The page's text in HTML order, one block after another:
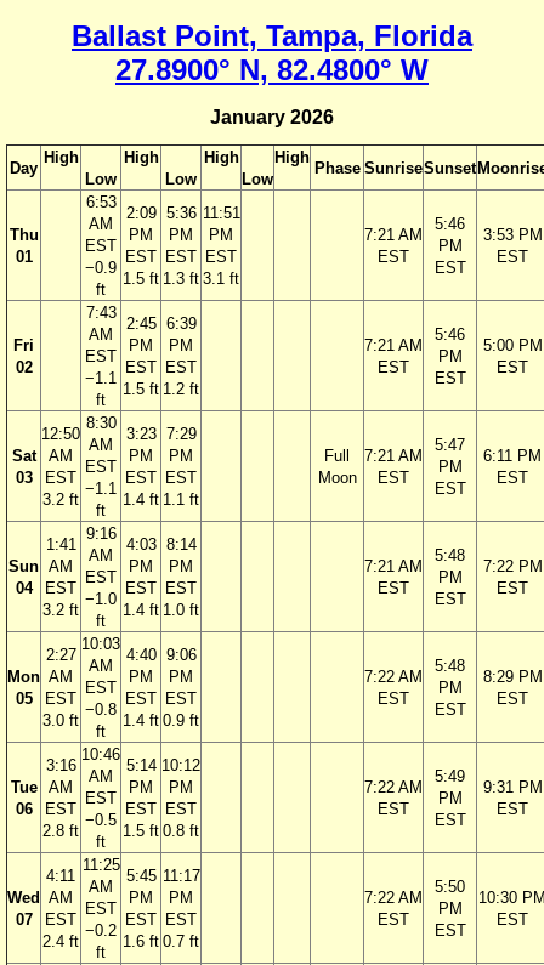
Ballast Point, Tampa, Florida
27.8900° N, 82.4800° W
January 2026
Day
High
Low
High
Low
High
Low
High
Phase SunriseSunset
Thu
01
6:53
AM
EST
−0.9
ft
2:09
PM
EST
1.5 ft
5:36
PM
EST
1.3 ft
11:51
PM
EST
3.1 ft
7:21 AM
EST
5:46
PM
EST
3:53 PM
EST
Fri
02
7:43
AM
EST
−1.1
ft
2:45
PM
EST
1.5 ft
6:39
PM
EST
1.2 ft
7:21 AM
EST
5:46
PM
EST
5:00 PM
EST
Sat
03
12:50
AM
EST
3.2 ft
8:30
AM
EST
−1.1
ft
3:23
PM
EST
1.4 ft
7:29
PM
EST
1.1 ft
Full
Moon
7:21 AM
EST
5:47
PM
EST
6:11 PM
EST
Sun
04
1:41
AM
EST
3.2 ft
9:16
AM
EST
−1.0
ft
4:03
PM
EST
1.4 ft
8:14
PM
EST
1.0 ft
7:21 AM
EST
5:48
PM
EST
7:22 PM
EST
Mon
05
2:27
AM
EST
3.0 ft
10:03
AM
EST
−0.8
ft
4:40
PM
EST
1.4 ft
9:06
PM
EST
0.9 ft
7:22 AM
EST
5:48
PM
EST
8:29 PM
EST
Tue
06
3:16
AM
EST
2.8 ft
10:46
AM
EST
−0.5
ft
5:14
PM
EST
1.5 ft
10:12
PM
EST
0.8 ft
7:22 AM
EST
5:49
PM
EST
9:31 PM
EST
Wed
07
4:11
AM
EST
2.4 ft
11:25
AM
EST
−0.2
ft
5:45
PM
EST
1.6 ft
11:17
PM
EST
0.7 ft
7:22 AM
EST
5:50
PM
EST
10:30
EST